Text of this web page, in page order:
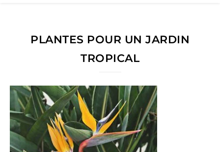
PLANTES POUR UN JARDIN
TROPICAL